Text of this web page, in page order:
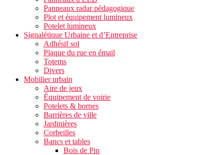
Panneaux radar pédagogique
Plot et équipement lumineux
Potelet lumineux
Signalétique Urbaine et d’Entreprise
Adhésif sol
Plaque du rue en émail
Totems
Divers
Mobilier urbain
Aire de jeux
Équipement de voirie
Potelets & bornes
Barrières de ville
Jardinières
Corbeilles
Bancs et tables
Bois de Pin